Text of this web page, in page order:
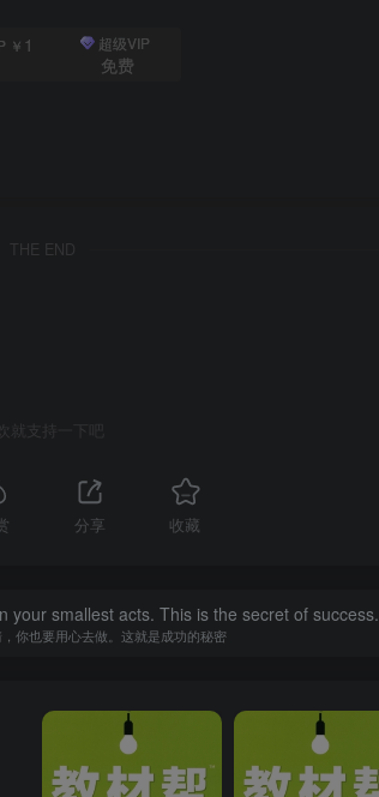
￥ 1 超级VIP
免费
THE END
欢就支持一下吧
分享 收藏
your smallest acts. This is the secret of success.
你也要用心去做。这就是成功的秘密